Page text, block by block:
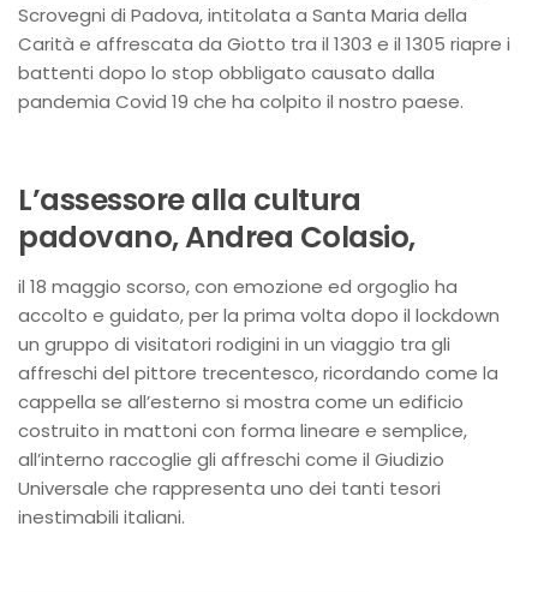
Scrovegni di Padova, intitolata a Santa Maria della
Carità e affrescata da Giotto tra il 1303 e il 1305 riapre i
battenti dopo lo stop obbligato causato dalla
pandemia Covid 19 che ha colpito il nostro paese.
L’assessore alla cultura
padovano, Andrea Colasio,
il 18 maggio scorso, con emozione ed orgoglio ha
accolto e guidato, per la prima volta dopo il lockdown
un gruppo di visitatori rodigini in un viaggio tra gli
affreschi del pittore trecentesco, ricordando come la
cappella se all’esterno si mostra come un edificio
costruito in mattoni con forma lineare e semplice,
all’interno raccoglie gli affreschi come il Giudizio
Universale che rappresenta uno dei tanti tesori
inestimabili italiani.